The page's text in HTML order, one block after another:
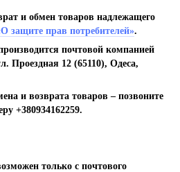
и обмен товаров надлежащего
защите прав потребителей».
почтовой компанией
Проездная 12 (65110), Одеса,
и возврата товаров – позвоните
+380934162259.
только с почтового